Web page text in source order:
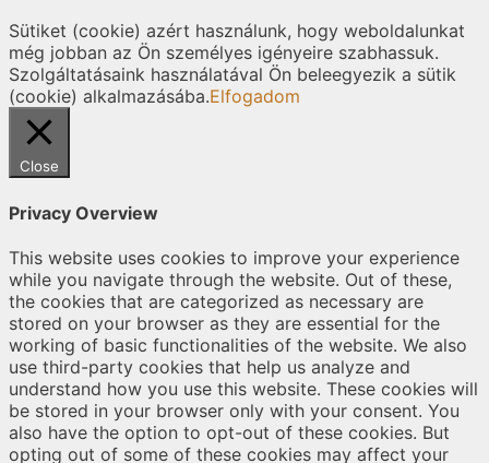
Sütiket (cookie) azért használunk, hogy weboldalunkat
még jobban az Ön személyes igényeire szabhassuk.
Szolgáltatásaink használatával Ön beleegyezik a sütik
(cookie) alkalmazásába.Elfogadom
Close
Privacy Overview
This website uses cookies to improve your experience
while you navigate through the website. Out of these,
the cookies that are categorized as necessary are
stored on your browser as they are essential for the
working of basic functionalities of the website. We also
use third-party cookies that help us analyze and
understand how you use this website. These cookies will
be stored in your browser only with your consent. You
also have the option to opt-out of these cookies. But
opting out of some of these cookies may affect your